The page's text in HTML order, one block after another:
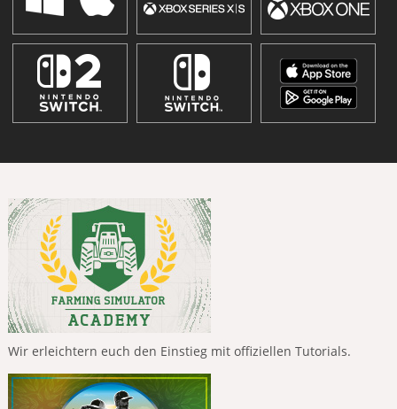
Wir erleichtern euch den Einstieg mit offiziellen Tutorials.